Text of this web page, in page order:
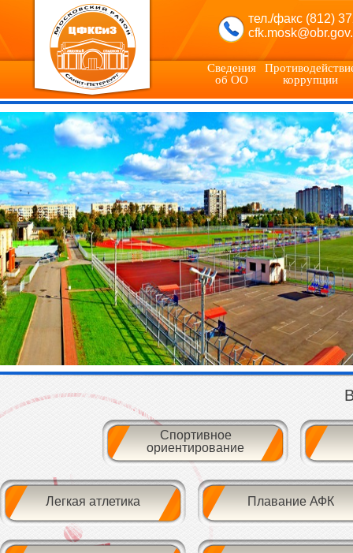
тел./факс (812)
Сведения
об ОО
коррупции
Спортивное
ориентирование
Легкая атлетика Плавание АФК